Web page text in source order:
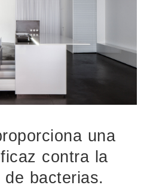
una
contra la
bacterias.